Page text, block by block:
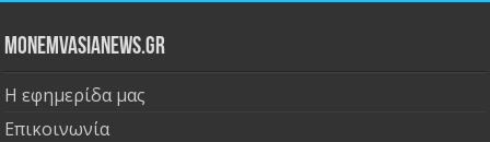
Monemvasianews.gr
Η εφημερίδα μας
Επικοινωνία